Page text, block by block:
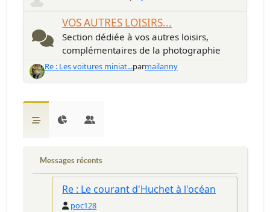
VOS AUTRES LOISIRS...
Section dédiée à vos autres loisirs,
complémentaires de la photographie
Re : Les voitures miniat...parmailanny
Messages récents
Re : Le courant d'Huchet à l'océan
poc128